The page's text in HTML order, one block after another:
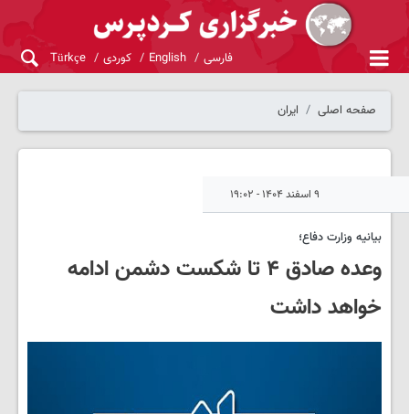
فارسی English کوردی Türkçe
صفحه اصلی ایران
۹ اسفند ۱۴۰۴ - ۱۹:۰۲
بیانیه وزارت دفاع؛
وعده صادق ۴ تا شکست دشمن ادامه
خواهد داشت